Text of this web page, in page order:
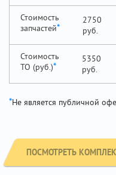
Стоимость
запчастей*
2750
Стоимость
ТО (руб.)*
5350
*Не является публичной
ПОСМОТРЕТЬ